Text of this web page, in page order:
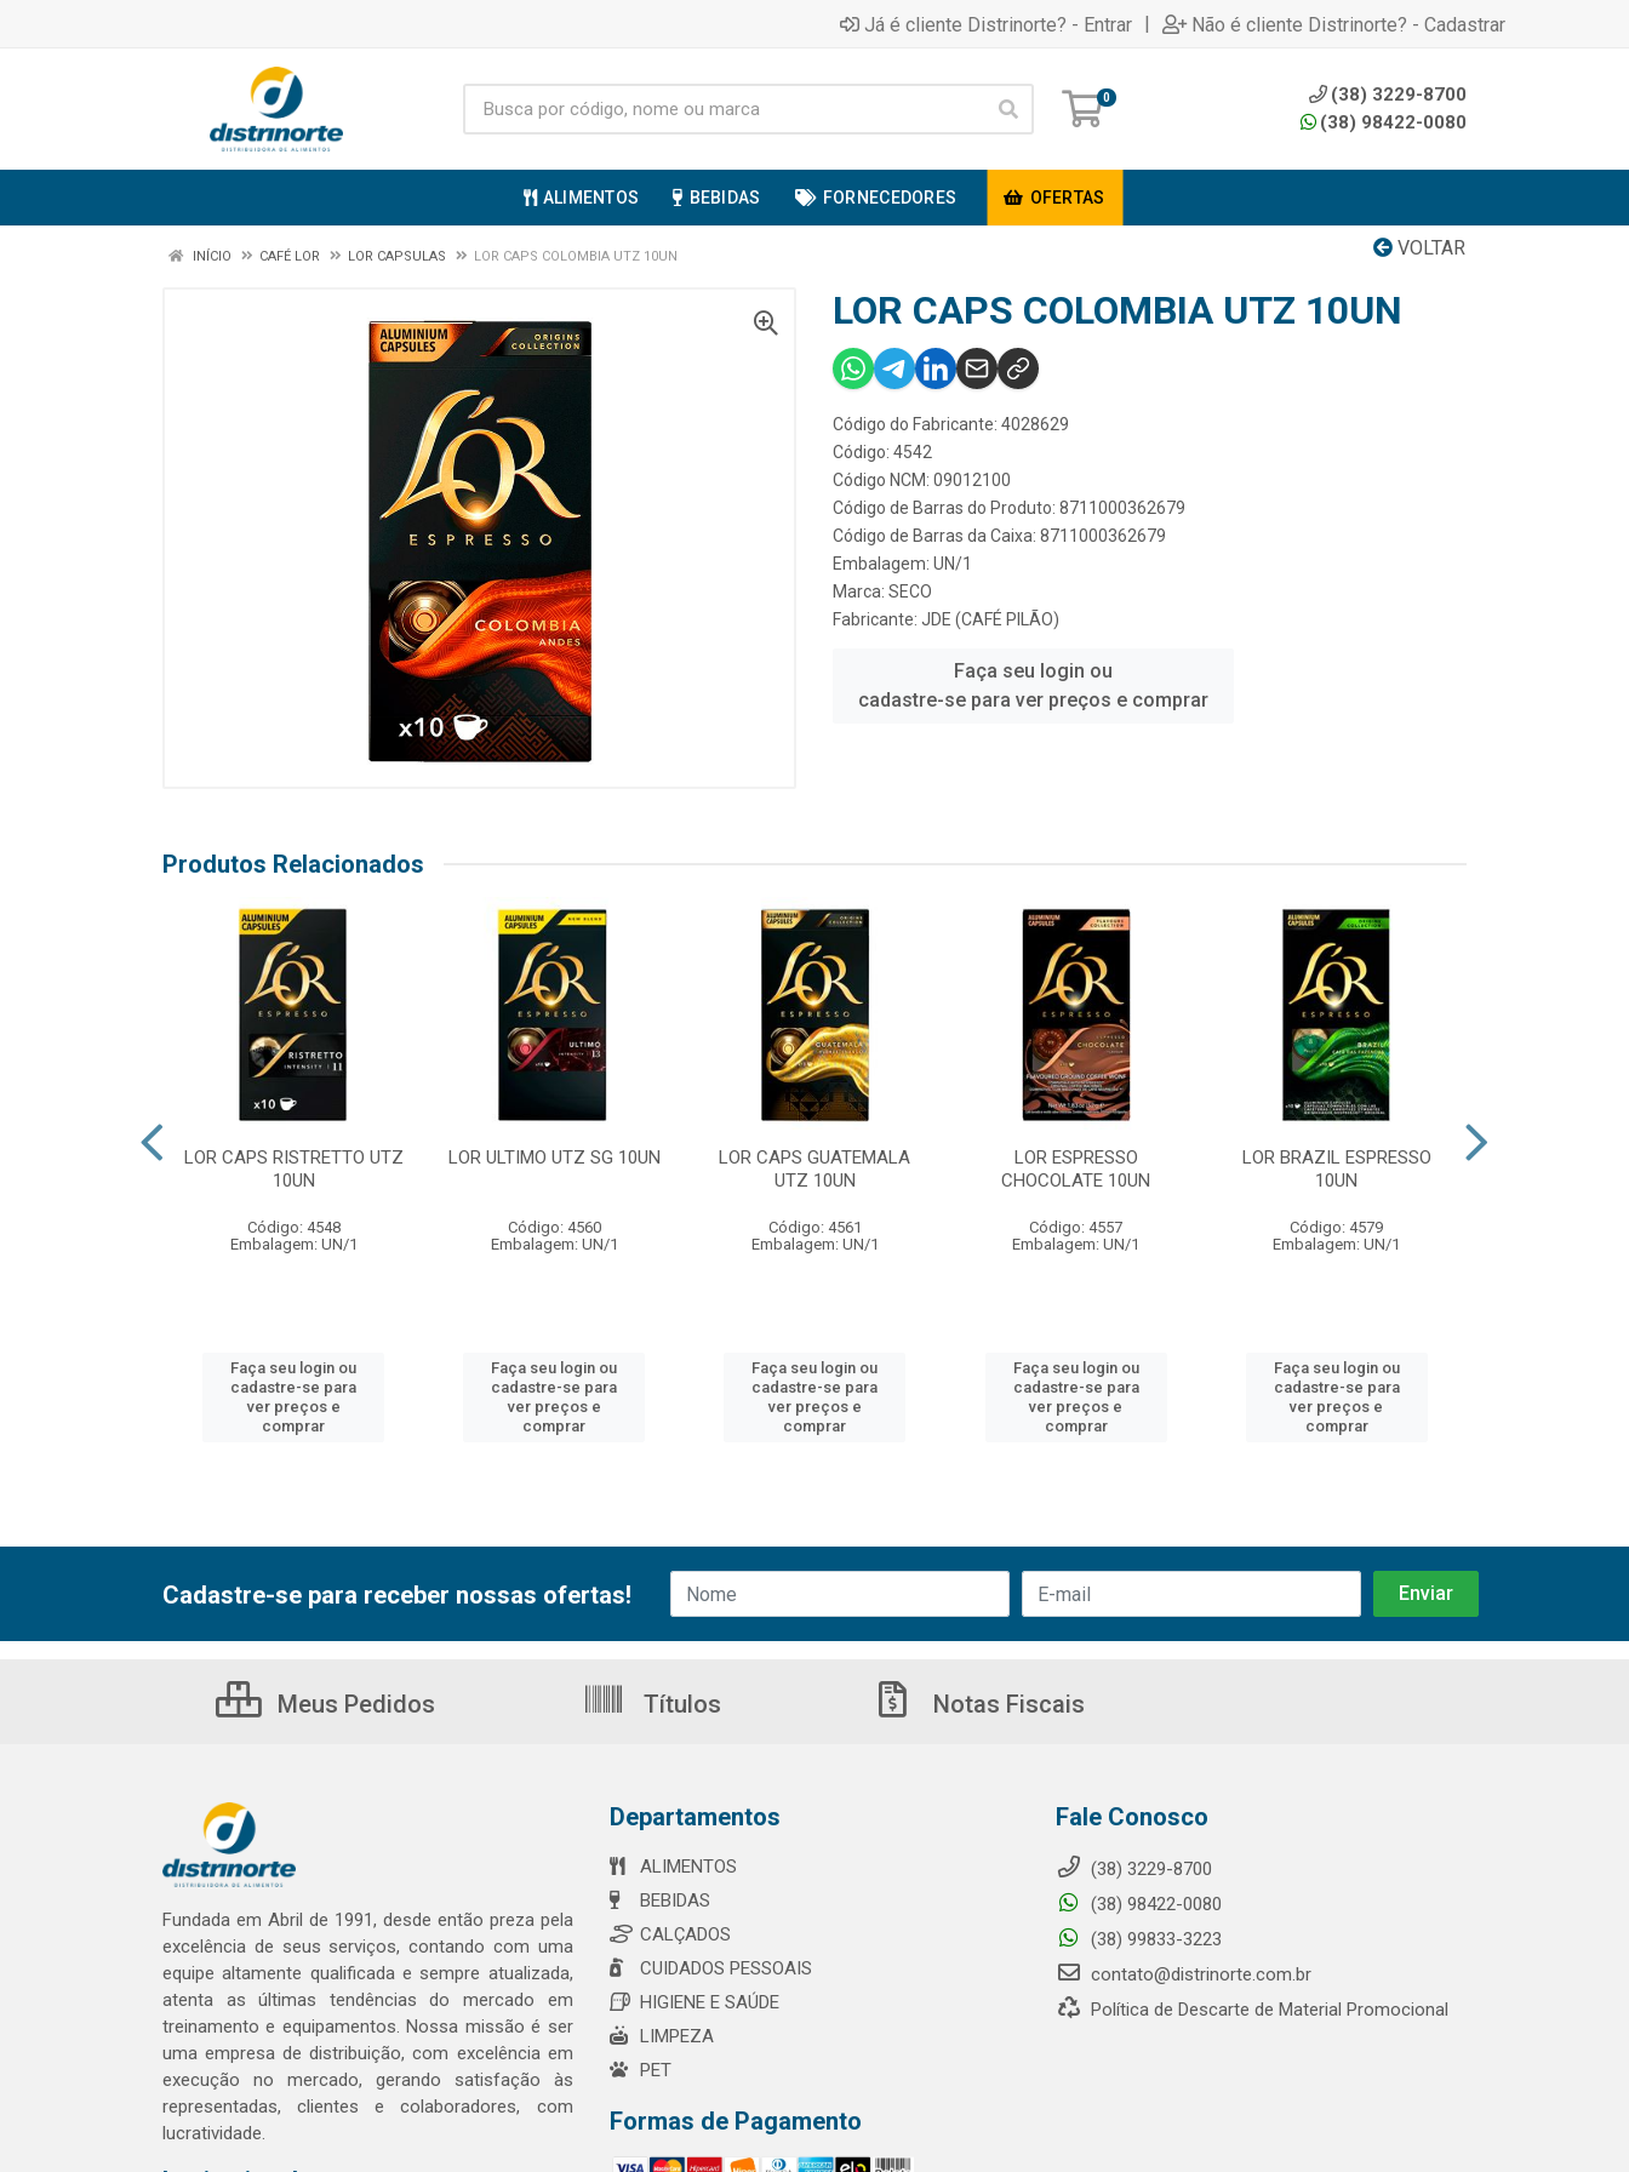
Já é cliente Distrinorte? - Entrar | Não é cliente Distrinorte? - Cadastrar
0
(38) 3229-8700
(38) 98422-0080
ALIMENTOS BEBIDAS FORNECEDORES OFERTAS
VOLTAR
INÍCIO CAFÉ LOR LOR CAPSULAS LOR CAPS COLOMBIA UTZ 10UN
LOR CAPS COLOMBIA UTZ 10UN
Código do Fabricante: 4028629
Código: 4542
Código NCM: 09012100
Código de Barras do Produto: 8711000362679
Código de Barras da Caixa: 8711000362679
Embalagem: UN/1
Marca: SECO
Fabricante: JDE (CAFÉ PILÃO)
Faça seu login ou
cadastre-se para ver preços e comprar
Produtos Relacionados
LOR CAPS RISTRETTO UTZ
10UN
Código: 4548
Embalagem: UN/1
Faça seu login ou
cadastre-se para
ver preços e
comprar
LOR ULTIMO UTZ SG 10UN
Código: 4560
Embalagem: UN/1
Faça seu login ou
cadastre-se para
ver preços e
comprar
LOR CAPS GUATEMALA
UTZ 10UN
Código: 4561
Embalagem: UN/1
Faça seu login ou
cadastre-se para
ver preços e
comprar
LOR ESPRESSO
CHOCOLATE 10UN
Código: 4557
Embalagem: UN/1
Faça seu login ou
cadastre-se para
ver preços e
comprar
LOR BRAZIL ESPRESSO
10UN
Código: 4579
Embalagem: UN/1
Faça seu login ou
cadastre-se para
ver preços e
comprar
Cadastre-se para receber nossas ofertas!
Meus Pedidos Títulos Notas Fiscais
Fundada em Abril de 1991, desde então preza pela
excelência de seus serviços, contando com uma
equipe altamente qualificada e sempre atualizada,
atenta as últimas tendências do mercado em
treinamento e equipamentos. Nossa missão é ser
uma empresa de distribuição, com excelência em
execução no mercado, gerando satisfação às
representadas, clientes e colaboradores, com
lucratividade.
Departamentos
ALIMENTOS
BEBIDAS
CALÇADOS
CUIDADOS PESSOAIS
HIGIENE E SAÚDE
LIMPEZA
PET
Formas de Pagamento
Fale Conosco
(38) 3229-8700
(38) 98422-0080
(38) 99833-3223
contato@distrinorte.com.br
Política de Descarte de Material Promocional